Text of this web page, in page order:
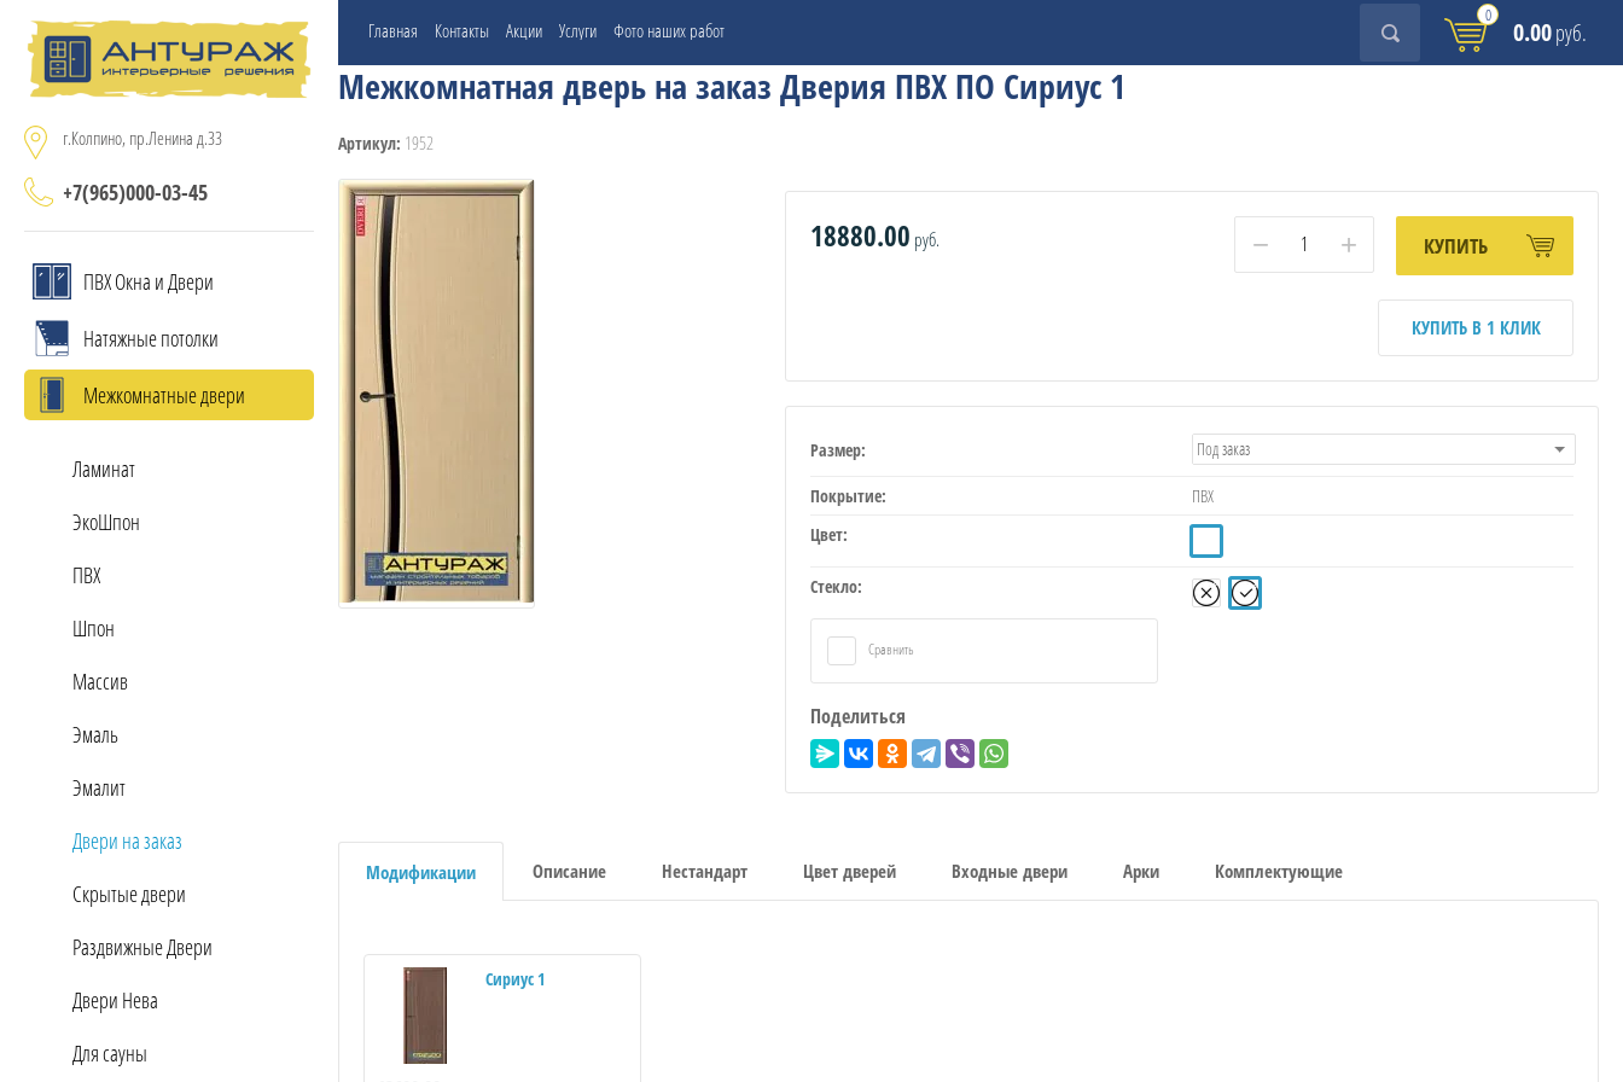
г.Колпино, пр.Ленина д.33
+7(965)000-03-45
ПВХ Окна и Двери
Натяжные потолки
Межкомнатные двери
Ламинат
ЭкоШпон
ПВХ
Шпон
Массив
Эмаль
Эмалит
Двери на заказ
Скрытые двери
Раздвижные Двери
Двери Нева
Для сауны
Главная Контакты Акции Услуги Фото наших работ
0
0.00руб.
Межкомнатная дверь на заказ Дверия ПВХ ПО Сириус 1
Артикул: 1952
18880.00 руб. − + КУПИТЬ
КУПИТЬ В 1 КЛИК
Размер: Под заказ
Покрытие:
ПВХ
Цвет:
Стекло:
Сравнить
Поделиться
Модификации Описание Нестандарт Цвет дверей Входные двери Арки Комплектующие
Сириус 1